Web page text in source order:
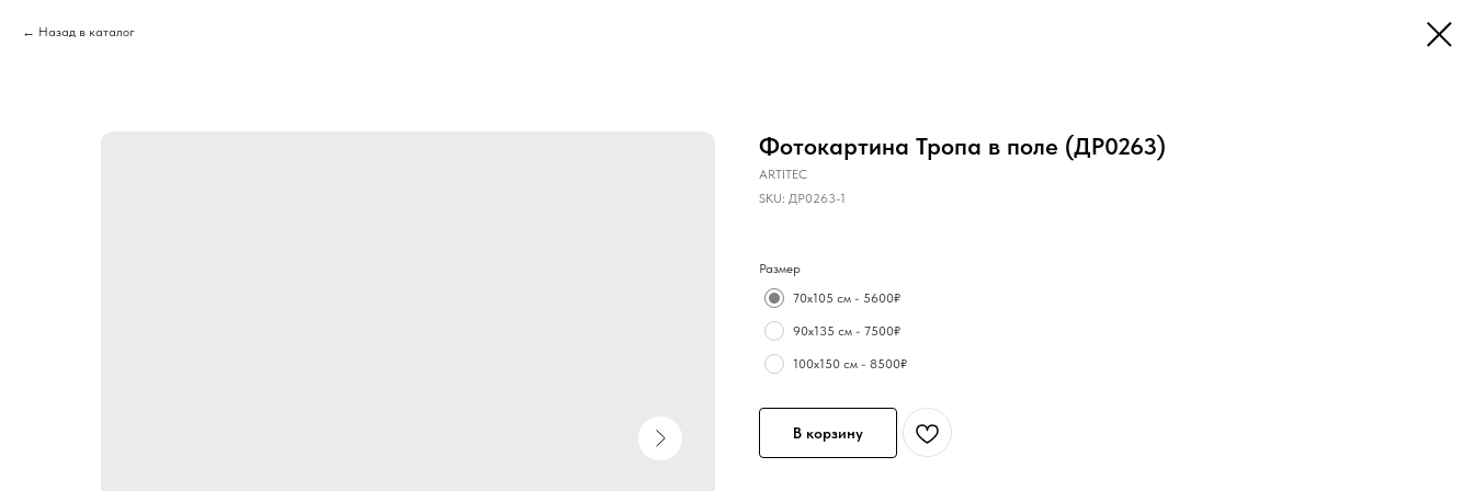
Назад в каталог
Фотокартина Тропа в поле (ДР0263)
ARTITEC
SKU: ДР0263-1
Размер
70х105 см - 5600₽
90х135 см - 7500₽
100х150 см - 8500₽
В корзину